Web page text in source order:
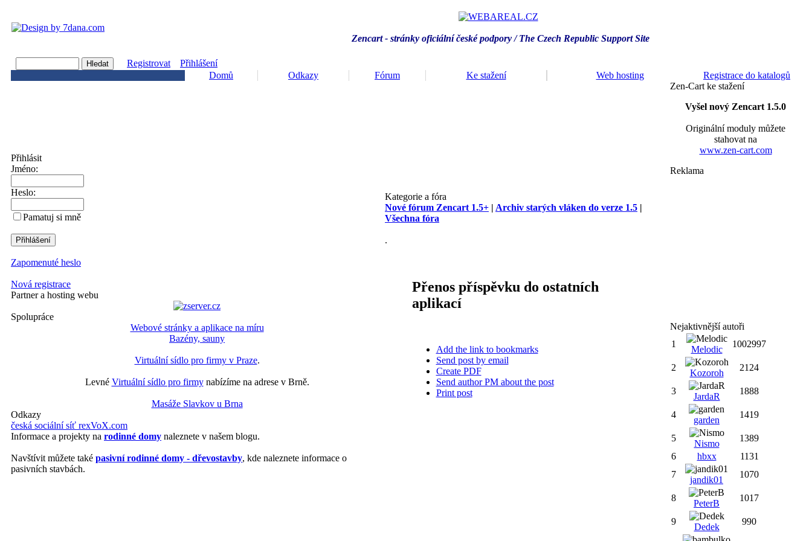
Zencart - stránky oficiální české podpory / The Czech Republic Support Site
Registrovat
Přihlášení
Domů
Odkazy Fórum Ke stažení Web hosting Registrace do katalogů
Přihlásit
Jméno:
Heslo:
Pamatuj si mně
Zapomenuté heslo
Nová registrace
Partner a hosting webu
Spolupráce
Webové stránky a aplikace na míru
Bazény, sauny
Virtuální sídlo pro firmy v Praze.
Levné Virtuální sídlo pro firmynabízíme na adrese v Brně.
Masáže Slavkov u Brna
Odkazy
česká sociální síť rexVoX.com
Informace a projekty na rodinné domy naleznete v našem blogu.
Navštívit můžete také pasivní rodinné domy - dřevostavby, kde naleznete informace o
pasivních stavbách.
Kategorie a fóra
Nové fórum Zencart 1.5+ | Archiv starých vláken do verze 1.5 |
Všechna fóra
.
Přenos příspěvku do ostatních
aplikací
Add the link to bookmarks
Send post by email
Create PDF
Send author PM about the post
Print post
Zen-Cart ke stažení
Vyšel nový Zencart 1.5.0
Originální moduly můžete
stahovat na
www.zen-cart.com
Reklama
Nejaktivnější autoři
1
Melodic
1002997
2
Kozoroh
2124
3
JardaR
1888
4
garden
1419
5
Nismo
1389
6
hbxx
1131
7
jandik01
1070
8
PeterB
1017
9
Dedek
990